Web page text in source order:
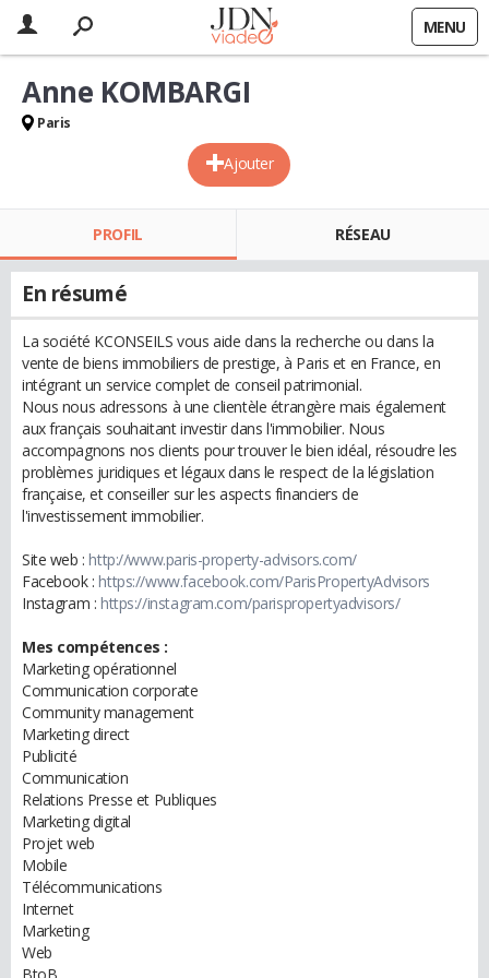
MENU
Ajouter
Anne KOMBARGI
Paris
PROFIL RÉSEAU
En résumé
La société KCONSEILS vous aide dans la recherche ou dans la
vente de biens immobiliers de prestige, à Paris et en France, en
intégrant un service complet de conseil patrimonial.
Nous nous adressons à une clientèle étrangère mais également
aux français souhaitant investir dans l'immobilier. Nous
accompagnons nos clients pour trouver le bien idéal, résoudre les
problèmes juridiques et légaux dans le respect de la législation
française, et conseiller sur les aspects financiers de
l'investissement immobilier.
Site web :http://www.paris-property-advisors.com/
Facebook :https://www.facebook.com/ParisPropertyAdvisors
Instagram : https://instagram.com/parispropertyadvisors/
Mes compétences :
Marketing opérationnel
Communication corporate
Community management
Marketing direct
Publicité
Communication
Relations Presse et Publiques
Marketing digital
Projet web
Mobile
Télécommunications
Internet
Marketing
Web